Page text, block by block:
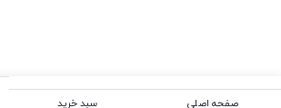
صفحه اصلی
سبد خرید